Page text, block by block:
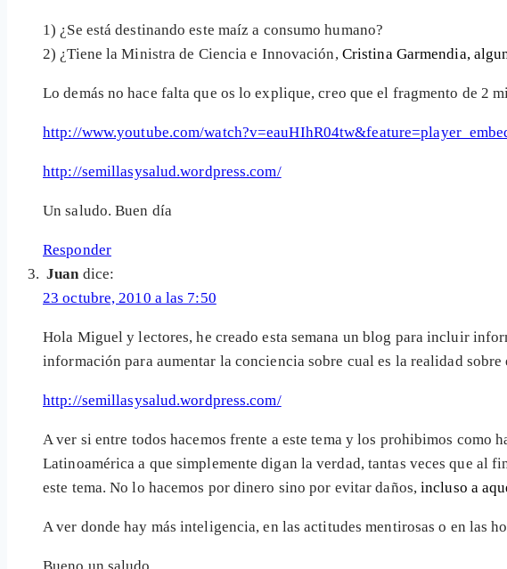
1) ¿Se está destinando este maíz a consumo humano?
2) ¿Tiene la Ministra de Ciencia e Innovación, Cristina Garmendia,
Lo demás no hace falta que os lo explique, creo que el fragmento de 2
http://www.youtube.com/
http://semillasysalud.wordpress.com/
Un saludo. Buen día
Responder
Juan dice:
23 octubre, 2010 a las 7:50
Hola Miguel y lectores, he creado esta semana un blog para incluir
información para aumentar la conciencia sobre cual es la realidad
http://semillasysalud.wordpress.com/
A ver si entre todos hacemos frente a este tema y los prohibimos como
Latinoamérica a que simplemente digan la verdad, tantas veces que al
este tema. No lo hacemos por dinero sino por evitar daños,incluso a
A ver donde hay más inteligencia, en las actitudes mentirosas o en las